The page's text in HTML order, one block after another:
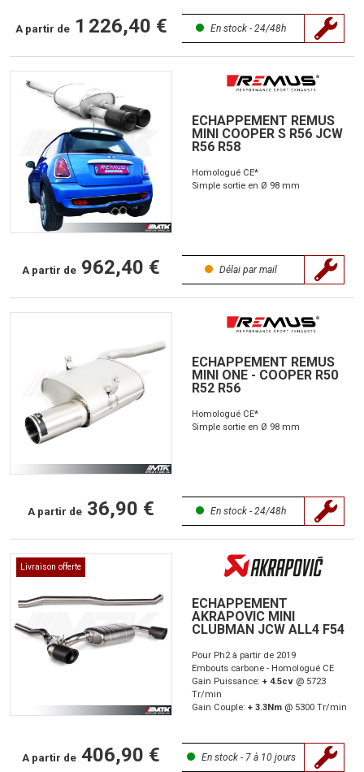
A partir de 1 226,40 € En stock - 24/48h
ECHAPPEMENT REMUS
MINI COOPER S R56 JCW
R56 R58
Homologué CE*
Simple sortie en Ø 98 mm
A partir de 962,40 € Délai par mail
ECHAPPEMENT REMUS
MINI ONE - COOPER R50
R52 R56
Homologué CE*
Simple sortie en Ø 98 mm
A partir de 36,90 € En stock - 24/48h
Livraison offerte
ECHAPPEMENT
AKRAPOVIC MINI
CLUBMAN JCW ALL4 F54
Pour Ph2 à partir de 2019
Embouts carbone - Homologué CE
Gain Puissance: + 4.5cv @ 5723
Tr/min
Gain Couple: + 3.3Nm @ 5300 Tr/min
A partir de 406,90 € En stock - 7 à 10 jours